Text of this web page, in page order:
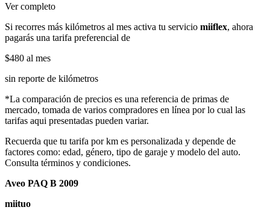
Ver completo
Si recorres más kilómetros al mes activa tu servicio miiflex, ahora
pagarás una tarifa preferencial de
$480 al mes
sin reporte de kilómetros
*La comparación de precios es una referencia de primas de
mercado, tomada de varios compradores en línea por lo cual las
tarifas aqui presentadas pueden variar.
Recuerda que tu tarifa por km es personalizada y depende de
factores como: edad, género, tipo de garaje y modelo del auto.
Consulta términos y condiciones.
Aveo PAQ B 2009
miituo